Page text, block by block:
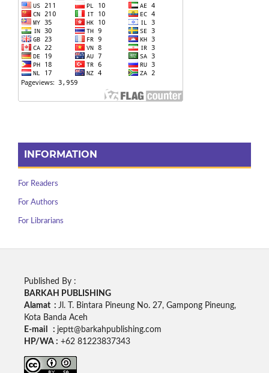
INFORMATION
For Readers
For Authors
For Librarians
Published By :
BARKAH PUBLISHING
Alamat : Jl. T. Bintara Pineung No. 27, Gampong Pineung,
Kota Banda Aceh
E-mail : jeptt@barkahpublishing.com
HP/WA : +62 81223837343